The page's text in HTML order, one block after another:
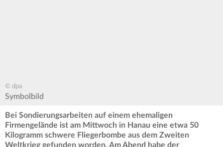
© dpa
Symbolbild
Bei Sondierungsarbeiten auf einem ehemaligen
Firmengelände ist am Mittwoch in Hanau eine etwa 50
Kilogramm schwere Fliegerbombe aus dem Zweiten
Weltkrieg gefunden worden. Am Abend habe der